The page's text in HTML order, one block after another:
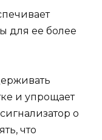
для ее более
и упрощает
о
что